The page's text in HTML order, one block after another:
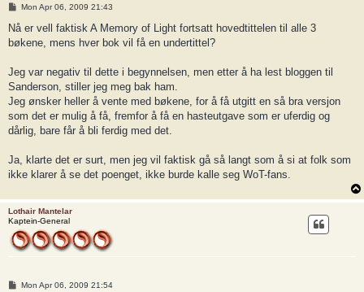
P
s
Mon Apr 06, 2009 21:43
Nå er vell faktisk A Memory of Light fortsatt hovedtittelen til alle 3
bøkene, mens hver bok vil få en undertittel?
Jeg var negativ til dette i begynnelsen, men etter å ha lest bloggen til
Sanderson, stiller jeg meg bak ham.
Jeg ønsker heller å vente med bøkene, for å få utgitt en så bra versjon
som det er mulig å få, fremfor å få en hasteutgave som er uferdig og
dårlig, bare får å bli ferdig med det.
Ja, klarte det er surt, men jeg vil faktisk gå så langt som å si at folk som
ikke klarer å se det poenget, ikke burde kalle seg WoT-fans.
Lothair Mantelar
Kaptein-General
PMon Apr 06, 2009 21:54